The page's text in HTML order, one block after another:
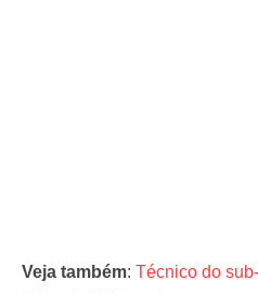
Veja também: Técnico do